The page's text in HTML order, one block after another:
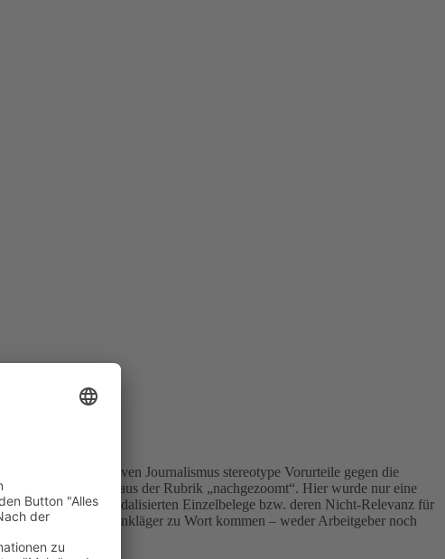
des investigativen Journalismus stereotype Vorurteile gegen die
Stolz den Film aus der Rubrik „nachgezoomt“. Hier wurde nur eine
der skandalisierten Einzelbelege bzw. deren Nicht-Relevanz für
nur vermeintliche Ankläger zu Wort kommen – weder Arbeitgeber noch